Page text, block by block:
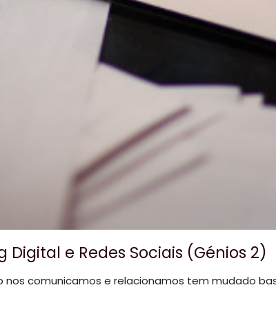
Digital e Redes Sociais (Génios 2)
nos comunicamos e relacionamos tem mudado